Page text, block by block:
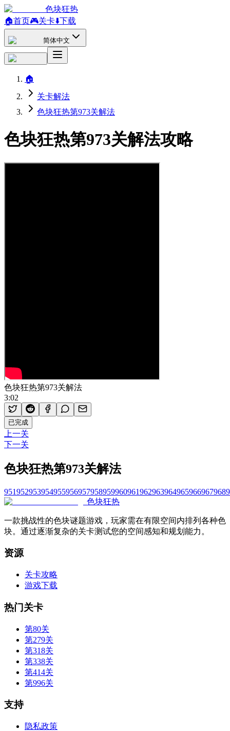
色块狂热
🏠首页🎮关卡⬇️下载
简体中文
🏠
关卡解法
色块狂热第973关解法
色块狂热第973关解法攻略
色块狂热第973关解法
3:02
已完成
上一关
下一关
色块狂热第973关解法
951952953954955956957958959960961962963964965966967968
色块狂热
一款挑战性的色块谜题游戏，玩家需在有限空间内排列各种色
块。通过逐渐复杂的关卡测试您的空间感知和规划能力。
资源
关卡攻略
游戏下载
热门关卡
第80关
第279关
第318关
第338关
第414关
第996关
支持
隐私政策